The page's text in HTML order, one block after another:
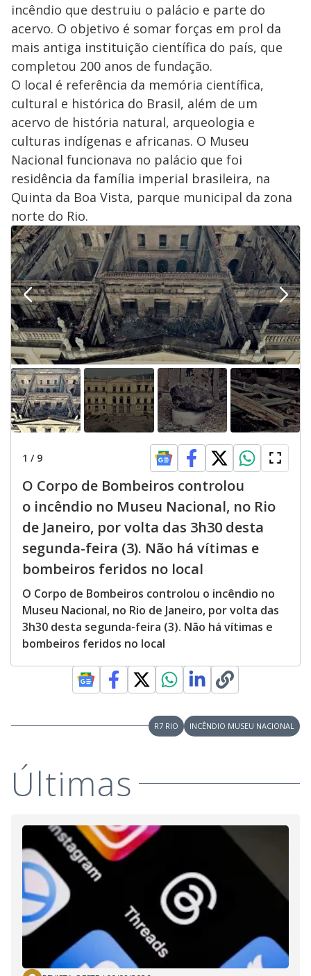
incêndio que destruiu o palácio e parte do
acervo. O objetivo é somar forças em prol da
mais antiga instituição científica do país, que
completou 200 anos de fundação.
O local é referência da memória científica,
cultural e histórica do Brasil, além de um
acervo de história natural, arqueologia e
culturas indígenas e africanas. O Museu
Nacional funcionava no palácio que foi
residência da família imperial brasileira, na
Quinta da Boa Vista, parque municipal da zona
norte do Rio.
1 / 9
O Corpo de Bombeiros controlou
o incêndio no Museu Nacional, no Rio
de Janeiro, por volta das 3h30 desta
segunda-feira (3). Não há vítimas e
bombeiros feridos no local
O Corpo de Bombeiros controlou o incêndio no
Museu Nacional, no Rio de Janeiro, por volta das
3h30 desta segunda-feira (3). Não há vítimas e
bombeiros feridos no local
R7 RIO INCÊNDIO MUSEU NACIONAL
Últimas